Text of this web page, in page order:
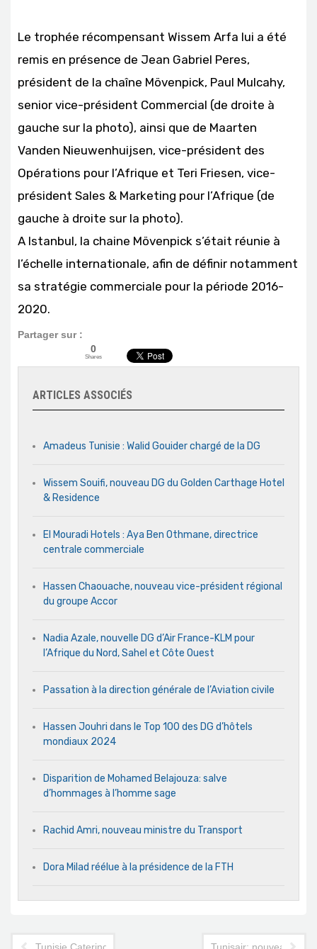
Le trophée récompensant Wissem Arfa lui a été
remis en présence de Jean Gabriel Peres,
président de la chaîne Mövenpick, Paul Mulcahy,
senior vice-président Commercial (de droite à
gauche sur la photo), ainsi que de Maarten
Vanden Nieuwenhuijsen, vice-président des
Opérations pour l’Afrique et Teri Friesen, vice-
président Sales & Marketing pour l’Afrique (de
gauche à droite sur la photo).
A Istanbul, la chaine Mövenpick s’était réunie à
l’échelle internationale, afin de définir notamment
sa stratégie commerciale pour la période 2016-
2020.
Partager sur :
0
Shares
ARTICLES ASSOCIÉS
Amadeus Tunisie : Walid Gouider chargé de la DG
Wissem Souifi, nouveau DG du Golden Carthage Hotel
& Residence
El Mouradi Hotels : Aya Ben Othmane, directrice
centrale commerciale
Hassen Chaouache, nouveau vice-président régional
du groupe Accor
Nadia Azale, nouvelle DG d’Air France-KLM pour
l’Afrique du Nord, Sahel et Côte Ouest
Passation à la direction générale de l’Aviation civile
Hassen Jouhri dans le Top 100 des DG d’hôtels
mondiaux 2024
Disparition de Mohamed Belajouza: salve
d’hommages à l’homme sage
Rachid Amri, nouveau ministre du Transport
Dora Milad réélue à la présidence de la FTH
Tunisie Catering: un cadre de Tunisair reprend la direction
Tunisair: nouveaux